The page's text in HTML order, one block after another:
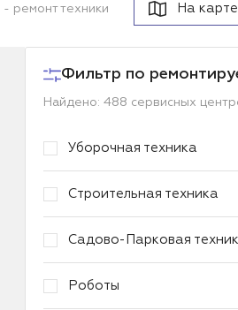
- ремонт техники На карте
Фильтр по
Найдено: 488 сервисных
Уборочная техника
Строительная техника
Садово-Парковая
Роботы